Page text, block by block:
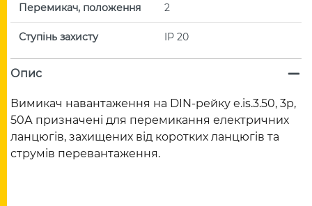
Перемикач, положення 2
Ступінь захисту IP 20
Опис
Вимикач навантаження на DIN-рейку e.is.3.50, 3р,
50А призначені для перемикання електричних
ланцюгів, захищених від коротких ланцюгів та
струмів перевантаження.